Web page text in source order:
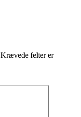
Krævede felter er